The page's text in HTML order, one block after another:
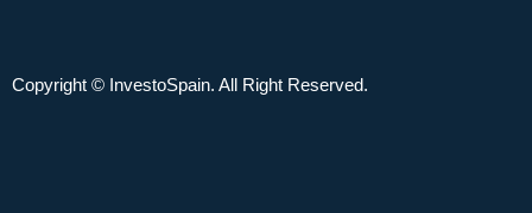
Copyright © InvestoSpain. All Right Reserved.